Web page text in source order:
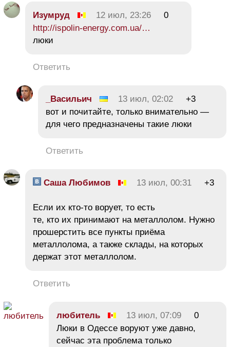
Изумруд 12 июл, 23:26
0
http://ispolin-energy.com.ua/…
люки
Ответить
_Васильич 13 июл, 02:02
+3
вот и почитайте, только внимательно —
для чего предназначены такие люки
Ответить
Саша Любимов 13 июл, 00:31 +3
Если их кто-то ворует, то есть
те, кто их принимают на металлолом. Нужно
прошерстить все пункты приёма
металлолома, а также склады, на которых
держат этот металлолом.
Ответить
любитель 13 июл, 07:09
0
Люки в Одессе воруют уже давно,
сейчас эта проблема только